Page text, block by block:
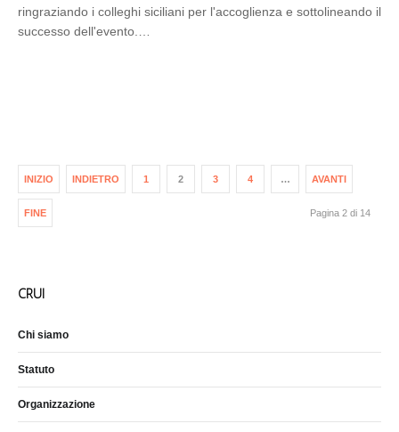
ringraziando i colleghi siciliani per l'accoglienza e sottolineando il
successo dell'evento.…
INIZIO INDIETRO 1 2 3 4 … AVANTI
FINE Pagina 2 di 14
CRUI
Chi siamo
Statuto
Organizzazione